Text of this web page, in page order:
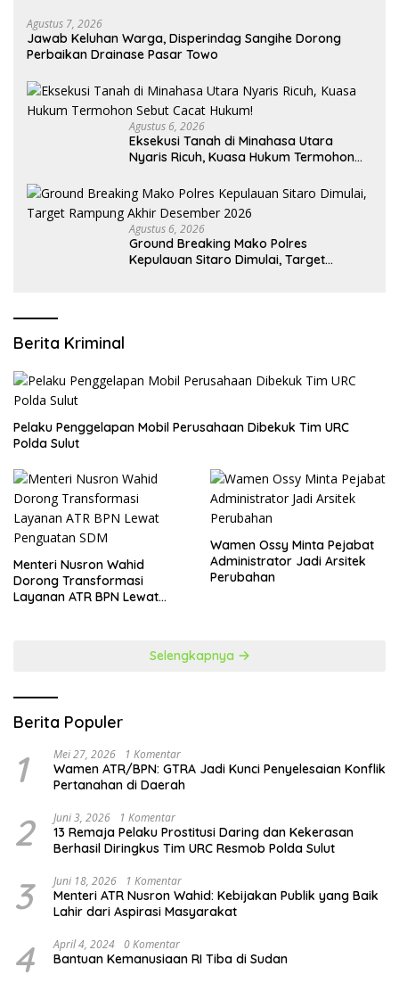
Agustus 7, 2026
Jawab Keluhan Warga, Disperindag Sangihe Dorong
Perbaikan Drainase Pasar Towo
Agustus 6, 2026
Eksekusi Tanah di Minahasa Utara
Nyaris Ricuh, Kuasa Hukum Termohon
Agustus 6, 2026
Ground Breaking Mako Polres
Kepulauan Sitaro Dimulai, Target
Berita Kriminal
​Pelaku Penggelapan Mobil Perusahaan Dibekuk Tim URC
Polda Sulut
​Menteri Nusron Wahid
Dorong Transformasi
Layanan ATR BPN Lewat
Wamen Ossy Minta Pejabat
Administrator Jadi Arsitek
Perubahan
Selengkapnya
Berita Populer
1 Mei 27, 2026 1 Komentar
Wamen ATR/BPN: GTRA Jadi Kunci Penyelesaian Konflik
Pertanahan di Daerah
2 Juni 3, 2026 1 Komentar
13 Remaja Pelaku Prostitusi Daring dan Kekerasan
Berhasil Diringkus Tim URC Resmob Polda Sulut
3 Juni 18, 2026 1 Komentar
Menteri ATR Nusron Wahid: Kebijakan Publik yang Baik
Lahir dari Aspirasi Masyarakat
4 April 4, 2024 0 Komentar
Bantuan Kemanusiaan RI Tiba di Sudan